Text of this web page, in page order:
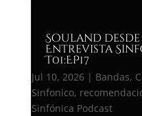
Souland
Entrevista
T01:EP17
Jul 10, 2026| Bandas,
Sinfonico,
Sinfónica Podcast